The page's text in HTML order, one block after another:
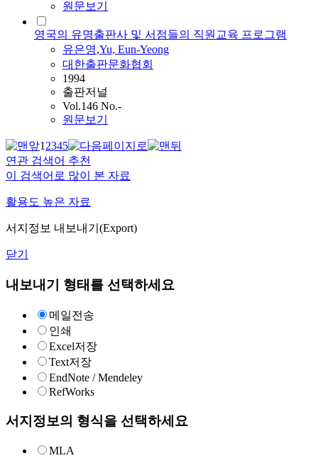
원문보기
영국의 유명출판사 및 서점들의 직원교육 프로그램
유은영,Yu, Eun-Yeong
대한출판문화협회
1994
출판저널
Vol.146 No.-
원문보기
12345
연관 검색어 추천
이 검색어로 많이 본 자료
활용도 높은 자료
서지정보 내보내기(Export)
닫기
내보내기 형태를 선택하세요
메일전송
인쇄
Excel저장
Text저장
EndNote / Mendeley
RefWorks
서지정보의 형식을 선택하세요
MLA